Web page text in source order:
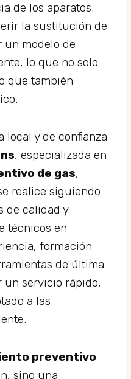
de los aparatos.
la sustitución de
un modelo de
lo que no solo
que también
local y de confianza
, especializada en
de gas,
realice siguiendo
de calidad y
técnicos en
formación
de última
un servicio rápido,
a las
preventivo
sino una